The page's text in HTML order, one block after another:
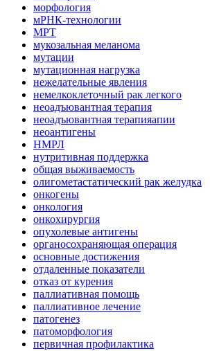
морфология
мРНК-технологии
МРТ
мукозальная меланома
мутации
мутационная нагрузка
нежелательные явления
немелкоклеточный рак легкого
неоадъювантная терапия
неоадъювантная терапияапии
неоантигены
НМРЛ
нутритивная поддержка
общая выживаемость
олигометастатический рак желудка
онкогены
онкология
онкохирургия
опухолевые антигены
органосохраняющая операция
основные достижения
отдаленные показатели
отказ от курения
паллиативная помощь
паллиативное лечение
патогенез
патоморфология
первичная профилактика